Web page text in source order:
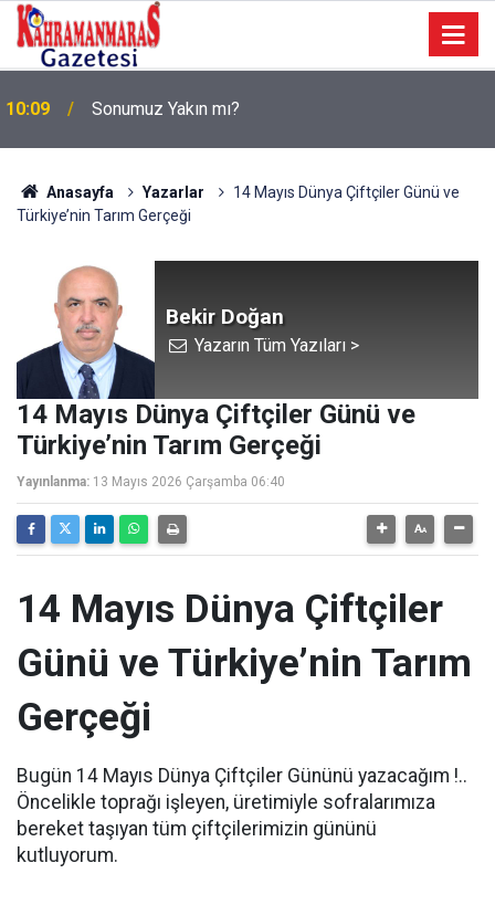
10:09 Sonumuz Yakın mı?
Anasayfa Yazarlar
14 Mayıs Dünya Çiftçiler Günü ve
Türkiye’nin Tarım Gerçeği
Bekir Doğan
Yazarın Tüm Yazıları >
14 Mayıs Dünya Çiftçiler Günü ve
Türkiye’nin Tarım Gerçeği
Yayınlanma: 13 Mayıs 2026 Çarşamba 06:40
14 Mayıs Dünya Çiftçiler
Günü ve Türkiye’nin Tarım
Gerçeği
Bugün 14 Mayıs Dünya Çiftçiler Gününü yazacağım !..
Öncelikle toprağı işleyen, üretimiyle sofralarımıza
bereket taşıyan tüm çiftçilerimizin gününü
kutluyorum.